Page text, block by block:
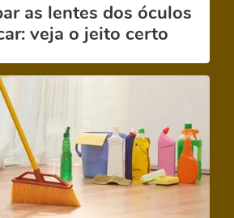
as lentes dos óculos
veja o jeito certo